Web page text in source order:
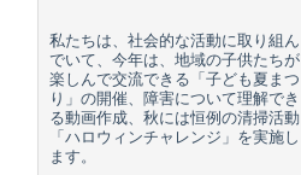
私たちは、社会的な活動に取り組ん
でいて、今年は、地域の子供たちが
楽しんで交流できる「子ども夏まつ
り」の開催、障害について理解でき
る動画作成、秋には恒例の清掃活動
「ハロウィンチャレンジ」を実施し
ます。